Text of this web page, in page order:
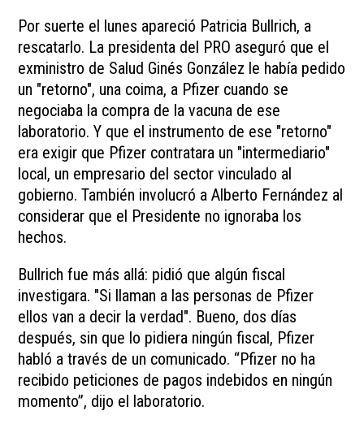
Por suerte el lunes apareció Patricia Bullrich, a
rescatarlo. La presidenta del PRO aseguró que el
exministro de Salud Ginés González le había pedido
un "retorno", una coima, a Pfizer cuando se
negociaba la compra de la vacuna de ese
laboratorio. Y que el instrumento de ese "retorno"
era exigir que Pfizer contratara un "intermediario"
local, un empresario del sector vinculado al
gobierno. También involucró a Alberto Fernández al
considerar que el Presidente no ignoraba los
hechos.
Bullrich fue más allá: pidió que algún fiscal
investigara. "Si llaman a las personas de Pfizer
ellos van a decir la verdad". Bueno, dos días
después, sin que lo pidiera ningún fiscal, Pfizer
habló a través de un comunicado. “Pfizer no ha
recibido peticiones de pagos indebidos en ningún
momento”, dijo el laboratorio.